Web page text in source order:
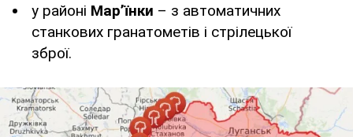
у районі Мар’їнки – з автоматичних
станкових гранатометів і стрілецької
зброї.